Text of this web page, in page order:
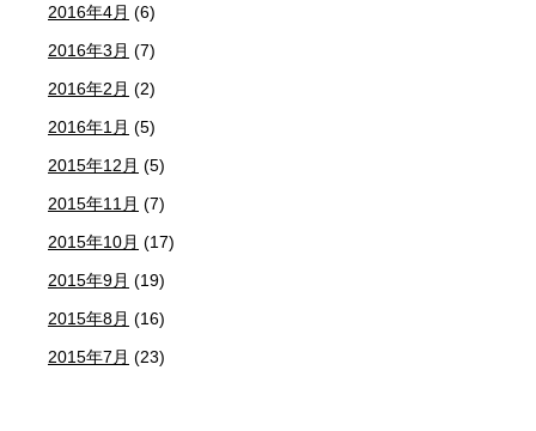
2016年4月 (6)
2016年3月 (7)
2016年2月 (2)
2016年1月 (5)
2015年12月 (5)
2015年11月 (7)
2015年10月 (17)
2015年9月 (19)
2015年8月 (16)
2015年7月 (23)